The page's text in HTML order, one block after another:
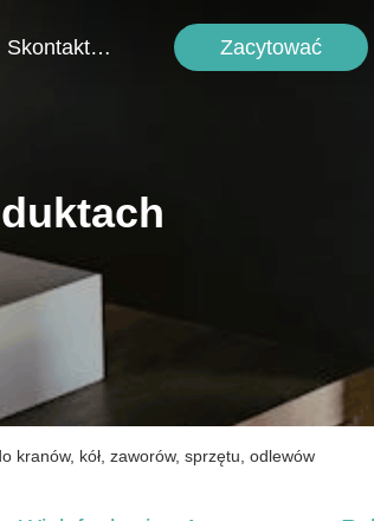
Skontaktuj Się Z Nami Zacytować
kranów, kół, zaworów, sprzętu, odlewów